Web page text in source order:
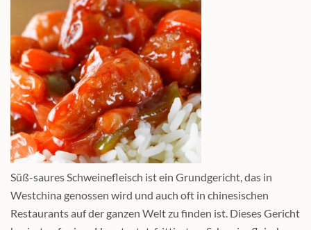
Süß-saures Schweinefleisch ist ein Grundgericht, das in
Westchina genossen wird und auch oft in chinesischen
Restaurants auf der ganzen Welt zu finden ist. Dieses Gericht